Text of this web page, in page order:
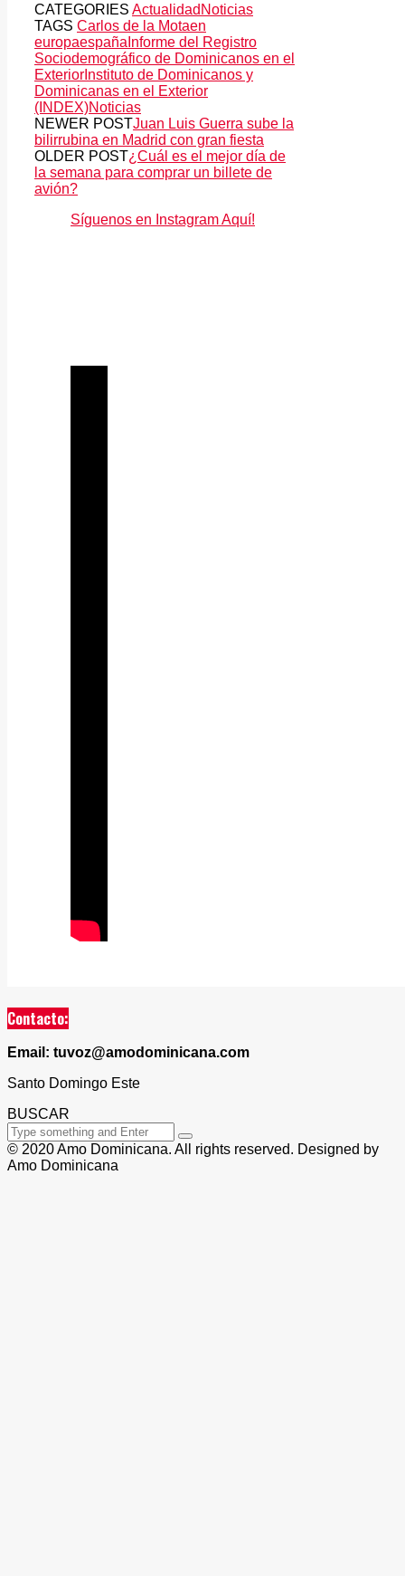
CATEGORIES Actualidad Noticias
TAGS Carlos de la Motaen
europaespaña Informe del Registro
Sociodemográfico de Dominicanos en el
Exterior Instituto de Dominicanos y
Dominicanas en el Exterior
(INDEX)Noticias
NEWER POSTJuan Luis Guerra sube la
bilirrubina en Madrid con gran fiesta
OLDER POST¿Cuál es el mejor día de
la semana para comprar un billete de
avión?
Síguenos en Instagram Aquí!
Contacto:
Email: tuvoz@amodominicana.com
Santo Domingo Este
BUSCAR
© 2020 Amo Dominicana. All rights reserved. Designed by
Amo Dominicana